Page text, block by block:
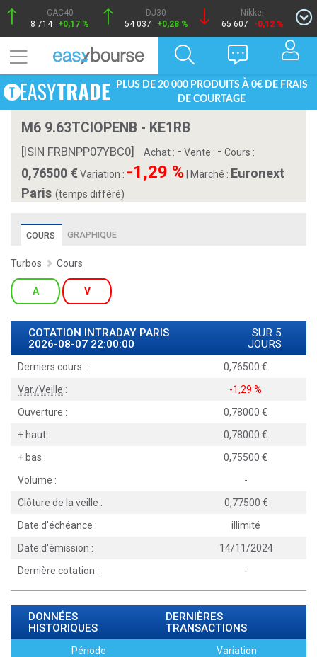
CAC40
8 714 +0,17 %
DJ30
54 037
+0,28 %
Nikkei
65 607
-0,12 %
PLUS DE 20 000 PRODUITS À 0€ DE FRAIS
DE COURTAGE
M6 9.63TCIOPENB - KE1RB
[ISIN FRBNPP07YBC0] Achat : - Vente : - Cours :
0,76500Variation : -1,29 % Marché : Euronext
Paris (temps différé)
COURS GRAPHIQUE
Turbos Cours
A V
COTATION INTRADAY PARIS
2026-08-07 22:00:00
SUR 5
JOURS
Derniers cours :
0,76500
Var./Veille :
-1,29 %
Ouverture :
0,78000
+ haut :
0,78000
+ bas :
0,75500
Volume :
-
Clôture de la veille :
0,77500
Date d'échéance :
illimité
Date d'émission :
14/11/2024
Dernière cotation :
-
DONNÉES
HISTORIQUES
DERNIÈRES
TRANSACTIONS
Période
Variation